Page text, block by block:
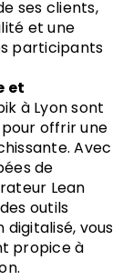
ses clients,
et une
participants
et
à Lyon sont
offrir une
Avec
de
Lean
outils
digitalisé, vous
propice à